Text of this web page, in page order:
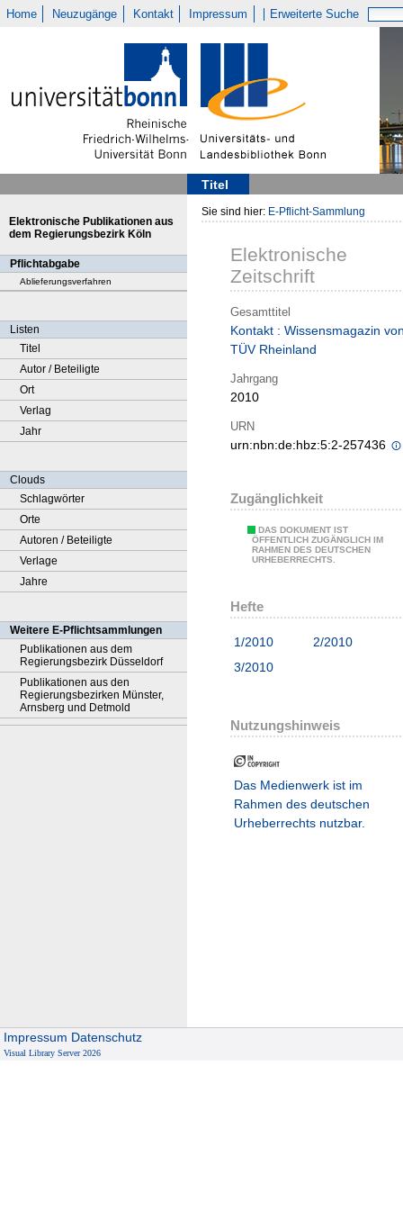
Home Neuzugänge Kontakt Impressum Erweiterte Suche
Titel
Elektronische Publikationen aus
dem Regierungsbezirk Köln
Pflichtabgabe
Ablieferungsverfahren
Listen
Titel
Autor / Beteiligte
Ort
Verlag
Jahr
Clouds
Schlagwörter
Orte
Autoren / Beteiligte
Verlage
Jahre
Weitere E-Pflichtsammlungen
Publikationen aus dem
Regierungsbezirk Düsseldorf
Publikationen aus den
Regierungsbezirken Münster,
Arnsberg und Detmold
Sie sind hier: E-Pflicht-Sammlung
Elektronische
Zeitschrift
Gesamttitel
Kontakt : Wissensmagazin
TÜV Rheinland
Jahrgang
2010
URN
urn:nbn:de:hbz:5:2-257436
Zugänglichkeit
DAS DOKUMENT IST
ÖFFENTLICH ZUGÄNGLICH IM
RAHMEN DES DEUTSCHEN
URHEBERRECHTS.
Hefte
1/2010
2/2010
3/2010
Nutzungshinweis
Das Medienwerk ist im
Rahmen des deutschen
Urheberrechts nutzbar.
Impressum Datenschutz
Visual Library Server 2026